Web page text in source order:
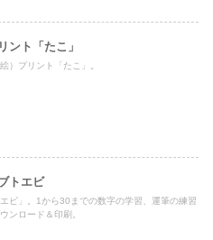
ント「たこ」
）プリント「たこ」。
トエビ
ビ」。1から30までの数字の学習、運筆の練習
ンロード＆印刷。